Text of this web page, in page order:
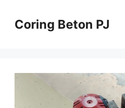
contentCoring Beton PJ